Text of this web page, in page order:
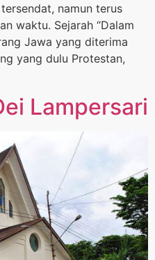
namun terus
waktu. Sejarah “Dalam
Jawa yang diterima
yang dulu Protestan,
Lampersari